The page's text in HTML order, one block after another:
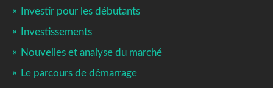
Investir pour les débutants
Investissements
Nouvelles et analyse du marché
Le parcours de démarrage